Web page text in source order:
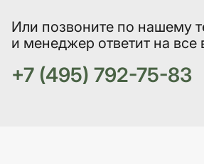
Или позвоните по нашему
и менеджер ответит на
+7 (495) 792-75-83